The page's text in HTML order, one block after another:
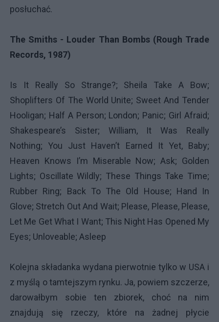
posłuchać.
The Smiths - Louder Than Bombs (Rough Trade
Records, 1987)
Is It Really So Strange?; Sheila Take A Bow;
Shoplifters Of The World Unite; Sweet And Tender
Hooligan; Half A Person; London; Panic; Girl Afraid;
Shakespeare’s Sister; William, It Was Really
Nothing; You Just Haven’t Earned It Yet, Baby;
Heaven Knows I’m Miserable Now; Ask; Golden
Lights; Oscillate Wildly; These Things Take Time;
Rubber Ring; Back To The Old House; Hand In
Glove; Stretch Out And Wait; Please, Please, Please,
Let Me Get What I Want; This Night Has Opened My
Eyes; Unloveable; Asleep
Kolejna składanka wydana pierwotnie tylko w USA i
z myślą o tamtejszym rynku. Ja, powiem szczerze,
darowałbym sobie ten zbiorek, choć na nim
znajdują się rzeczy, które na żadnej płycie